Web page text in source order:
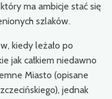
ma ambicje stać się
szlaków.
kiedy leżało po
jak całkiem niedawno
Miasto (opisane
jednak